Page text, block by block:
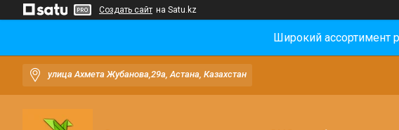
Создать сайт на Satu.kz
Широкий ассортимент
улица Ахмета Жубанова,29а, Астана, Казахстан